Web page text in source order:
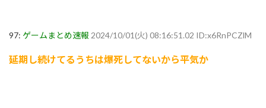
97: ゲームまとめ速報 2024/10/01(火) 08:16:51.02 ID:x6RnPCZlM
延期し続けてるうちは爆死してないから平気か